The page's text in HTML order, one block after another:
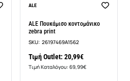
ALE
ALE Πουκάμισο κοντομάνικο
zebra print
SKU: 26197469A1562
Τιμή Outlet: 20,99€
Τιμή Καταλόγου: 69,99€